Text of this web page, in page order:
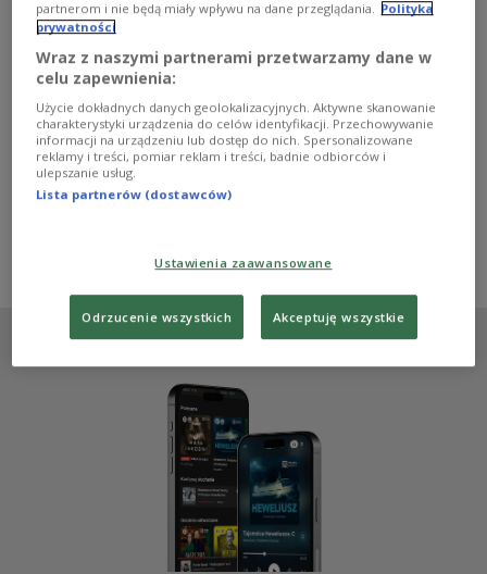
kandydował z 3. miejsca listy Lewicy i Demokratów w okręgu
szczecińskim. Uzyskał mandat poselski z drugim wynikiem,
zdobywając 21 543 głosów. W kwietniu 2008 wstąpił do Koła
Poselskiego SdPl-Nowa Lewica. W grudniu tego samego roku
odszedł z partii i z koła wraz z dwoma innymi posłami,
motywując to polityką SdPl ukierunkowaną, ich zdaniem,
przeciwko SLD. W marcu 2009 został członkiem klubu
poselskiego Lewica.
rr, Informacyjna Agencja Radiowa (IAR)
Sojusz Lewicy Demokratycznej
partnerom i nie będą miały wpływu na dane przeglądania.
Polityka
prywatności
Wraz z naszymi partnerami przetwarzamy dane w
celu zapewnienia:
Użycie dokładnych danych geolokalizacyjnych. Aktywne skanowanie
charakterystyki urządzenia do celów identyfikacji. Przechowywanie
informacji na urządzeniu lub dostęp do nich. Spersonalizowane
reklamy i treści, pomiar reklam i treści, badnie odbiorców i
ulepszanie usług.
Lista partnerów (dostawców)
Ustawienia zaawansowane
Odrzucenie wszystkich Akceptuję wszystkie